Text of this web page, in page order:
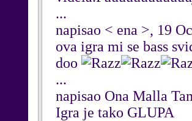
...
napisao < ena >, 19
ova igra mi se bass
doo
...
napisao Ona Malla
Igra je tako GLUPA